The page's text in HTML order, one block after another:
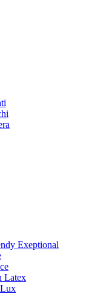
Exeptional
Latex